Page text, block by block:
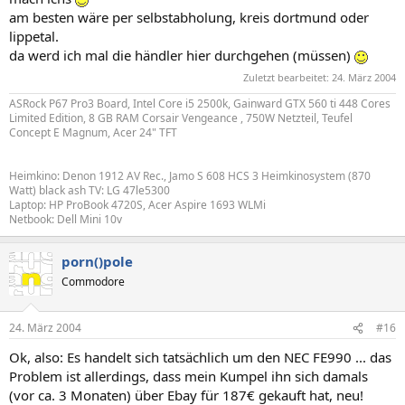
am besten wäre per selbstabholung, kreis dortmund oder
lippetal.
da werd ich mal die händler hier durchgehen (müssen)
Zuletzt bearbeitet: 24. März 2004
ASRock P67 Pro3 Board, Intel Core i5 2500k, Gainward GTX 560 ti 448 Cores
Limited Edition, 8 GB RAM Corsair Vengeance , 750W Netzteil, Teufel
Concept E Magnum, Acer 24" TFT
Heimkino: Denon 1912 AV Rec., Jamo S 608 HCS 3 Heimkinosystem (870
Watt) black ash TV: LG 47le5300
Laptop: HP ProBook 4720S, Acer Aspire 1693 WLMi
Netbook: Dell Mini 10v
porn()pole
Commodore
24. März 2004 #16
Ok, also: Es handelt sich tatsächlich um den NEC FE990 ... das
Problem ist allerdings, dass mein Kumpel ihn sich damals
(vor ca. 3 Monaten) über Ebay für 187€ gekauft hat, neu!